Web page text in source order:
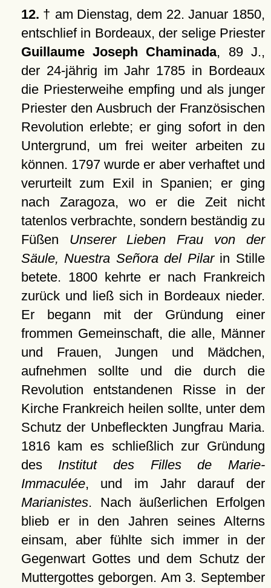
12. † am Dienstag, dem 22. Januar 1850,
entschlief in Bordeaux, der selige Priester
Guillaume Joseph Chaminada, 89 J.,
der 24-jährig im Jahr 1785 in Bordeaux
die Priesterweihe empfing und als junger
Priester den Ausbruch der Französischen
Revolution erlebte; er ging sofort in den
Untergrund, um frei weiter arbeiten zu
können. 1797 wurde er aber verhaftet und
verurteilt zum Exil in Spanien; er ging
nach Zaragoza, wo er die Zeit nicht
tatenlos verbrachte, sondern beständig zu
Füßen Unserer Lieben Frau von der
Säule, Nuestra Señora del Pilarin Stille
betete. 1800 kehrte er nach Frankreich
zurück und ließ sich in Bordeaux nieder.
Er begann mit der Gründung einer
frommen Gemeinschaft, die alle, Männer
und Frauen, Jungen und Mädchen,
aufnehmen sollte und die durch die
Revolution entstandenen Risse in der
Kirche Frankreich heilen sollte, unter dem
Schutz der Unbefleckten Jungfrau Maria.
1816 kam es schließlich zur Gründung
des Institut des Filles de Marie-
Immaculée, und im Jahr darauf der
Marianistes. Nach äußerlichen Erfolgen
blieb er in den Jahren seines Alterns
einsam, aber fühlte sich immer in der
Gegenwart Gottes und dem Schutz der
Muttergottes geborgen. Am 3. September